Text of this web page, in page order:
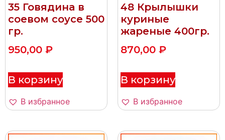
35 Говядина в
соевом соусе 500
гр.
950,00 ₽
В корзину
В избранное
48 Крылышки
куриные
жареные 400гр.
870,00 ₽
В корзину
В избранное